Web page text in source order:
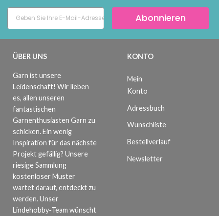
Abonnieren
ÜBER UNS
Garn ist unsere
Leidenschaft! Wir lieben
es, allen unseren
fantastischen
Garnenthusiasten Garn zu
schicken. Ein wenig
Inspiration für das nächste
Projekt gefällig? Unsere
riesige Sammlung
kostenloser Muster
wartet darauf, entdeckt zu
werden. Unser
Lindehobby-Team wünscht
KONTO
Mein
Konto
Adressbuch
Wunschliste
Bestellverlauf
Newsletter